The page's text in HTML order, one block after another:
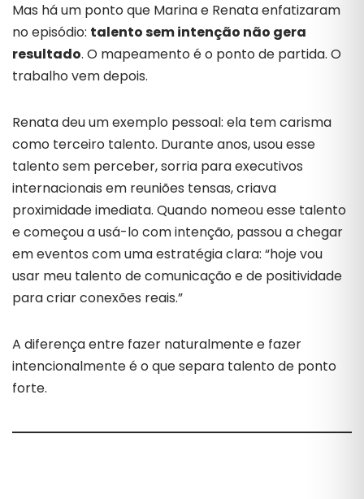
Mas há um ponto que Marina e Renata enfatizaram
no episódio: talento sem intenção não gera
resultado. O mapeamento é o ponto de partida. O
trabalho vem depois.
Renata deu um exemplo pessoal: ela tem carisma
como terceiro talento. Durante anos, usou esse
talento sem perceber, sorria para executivos
internacionais em reuniões tensas, criava
proximidade imediata. Quando nomeou esse talento
e começou a usá-lo com intenção, passou a chegar
em eventos com uma estratégia clara: “hoje vou
usar meu talento de comunicação e de positividade
para criar conexões reais.”
A diferença entre fazer naturalmente e fazer
intencionalmente é o que separa talento de ponto
forte.